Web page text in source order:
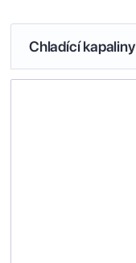
Chladící kapaliny